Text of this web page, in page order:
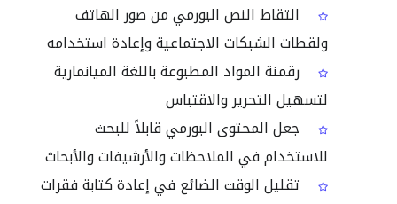
التقاط النص البورمي من صور الهاتف
ولقطات الشبكات الاجتماعية وإعادة استخدامه
رقمنة المواد المطبوعة باللغة الميانمارية
لتسهيل التحرير والاقتباس
جعل المحتوى البورمي قابلاً للبحث
للاستخدام في الملاحظات والأرشيفات والأبحاث
تقليل الوقت الضائع في إعادة كتابة فقرات